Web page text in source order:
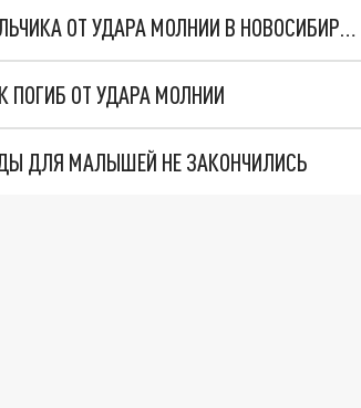
СК НАЧАЛ ПРОВЕРКУ ПОСЛЕ ГИБЕЛИ 16-ЛЕТНЕГО МАЛЬЧИКА ОТ УДАРА МОЛНИИ В НОВОСИБИРСКОЙ ОБЛАСТИ
ПОГИБ ОТ УДАРА МОЛНИИ
ДЛЯ МАЛЫШЕЙ НЕ ЗАКОНЧИЛИСЬ